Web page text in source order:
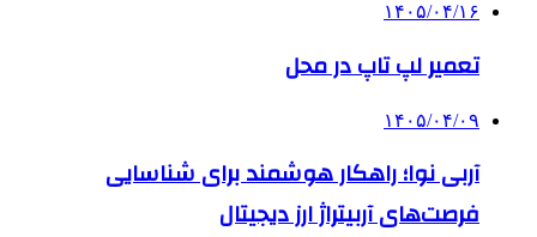
۱۴۰۵/۰۴/۱۶
تعمیر لپ تاپ در محل
۱۴۰۵/۰۴/۰۹
آربی نوا؛ راهکار هوشمند برای شناسایی
فرصت‌های آربیتراژ ارز دیجیتال